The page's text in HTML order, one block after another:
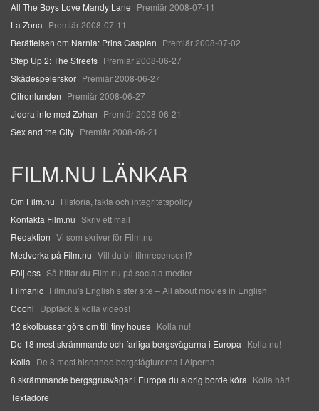
All The Boys Love Mandy Lane Premiär 2008-07-11
La Zona Premiär 2008-07-11
Berättelsen om Narnia: Prins Caspian Premiär 2008-07-02
Step Up 2: The Streets Premiär 2008-06-27
Skådespelerskor Premiär 2008-06-27
Citronlunden Premiär 2008-06-27
Jiddra inte med Zohan Premiär 2008-06-21
Sex and the City Premiär 2008-06-21
FILM.NU LÄNKAR
Om Film.nu Historia, fakta och integritetspolicy
Kontakta Film.nu Skriv ett mail
Redaktion Vi som skriver för Film.nu
Medverka på Film.nu Vill du bli filmrecensent?
Följ oss Så hittar du Film.nu på sociala medier
Filmanic Film.nu's English sister site – All about movies in English
Coohl Upptäck & kolla videos!
12 skolbussar görs om till tiny house Kolla nu!
De 18 mest skrämmande och farliga bergsvägarna i Europa Kolla nu!
Kolla De 8 mest hisnande bergstågturerna i Alperna
8 skrämmande bergsgrusvägar i Europa du aldrig borde köra Kolla här!
Textadore